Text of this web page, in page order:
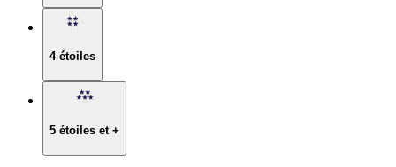
4 étoiles
5 étoiles et +